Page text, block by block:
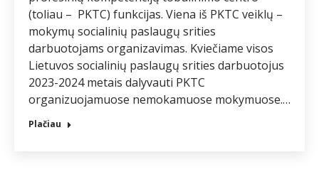
(toliau – PKTC) funkcijas. Viena iš PKTC veiklų –
mokymų socialinių paslaugų srities
darbuotojams organizavimas. Kviečiame visos
Lietuvos socialinių paslaugų srities darbuotojus
2023-2024 metais dalyvauti PKTC
organizuojamuose nemokamuose mokymuose.…
Plačiau